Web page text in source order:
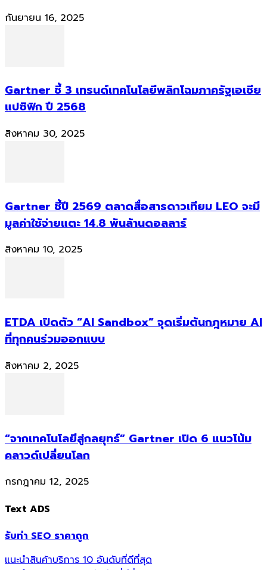
กันยายน 16, 2025
Gartner ชี้ 3 เทรนด์เทคโนโลยีพลิกโฉมภาครัฐเอเชีย
แปซิฟิก ปี 2568
สิงหาคม 30, 2025
Gartner ชี้ปี 2569 ตลาดสื่อสารดาวเทียม LEO จะมี
มูลค่าใช้จ่ายแตะ 14.8 พันล้านดอลลาร์
สิงหาคม 10, 2025
ETDA เปิดตัว “AI Sandbox” จุดเริ่มต้นกฎหมาย AI
ที่ทุกคนร่วมออกแบบ
สิงหาคม 2, 2025
“จากเทคโนโลยีสู่กลยุทธ์” Gartner เปิด 6 แนวโน้ม
คลาวด์เปลี่ยนโลก
กรกฎาคม 12, 2025
Text ADS
รับทำ SEO ราคาถูก
แนะนำสินค้าบริการ 10 อันดับที่ดีที่สุด